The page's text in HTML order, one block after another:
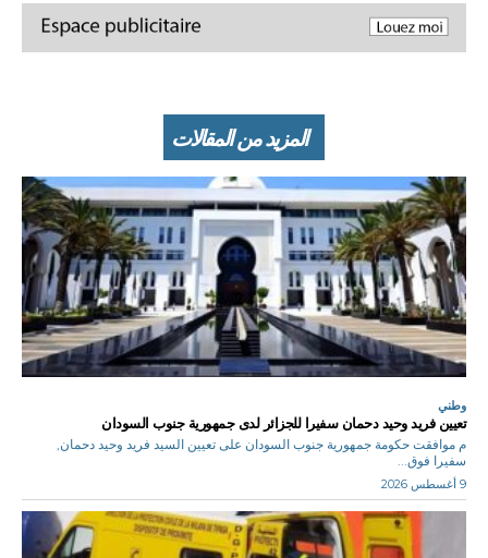
المزيد من المقالات
وطني
تعيين فريد وحيد دحمان سفيرا للجزائر لدى جمهورية جنوب السودان
م موافقت حكومة جمهورية جنوب السودان على تعيين السيد فريد وحيد دحمان,
سفيرا فوق...
9 أغسطس 2026